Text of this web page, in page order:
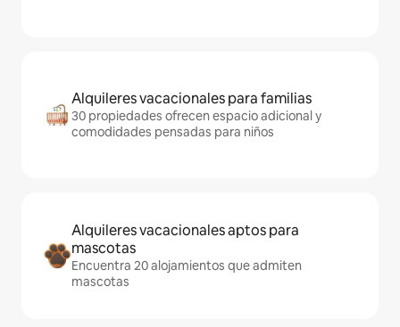
Alquileres vacacionales para familias
30 propiedades ofrecen espacio adicional y
comodidades pensadas para niños
Alquileres vacacionales aptos para
mascotas
Encuentra 20 alojamientos que admiten
mascotas